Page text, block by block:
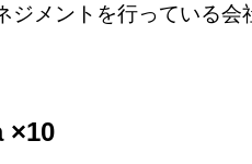
ジメントを行っている
×10